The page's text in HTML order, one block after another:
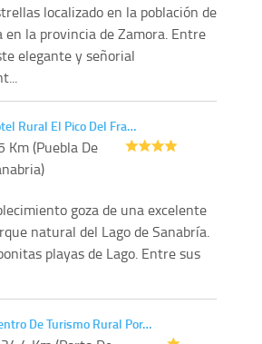
localizado en la población de
en la provincia de Zamora. Entre
elegante y señorial
Rural El Pico Del Fra…
Km (Puebla De
goza de una excelente
natural del Lago de Sanabría.
playas de Lago. Entre sus
De Turismo Rural Por…